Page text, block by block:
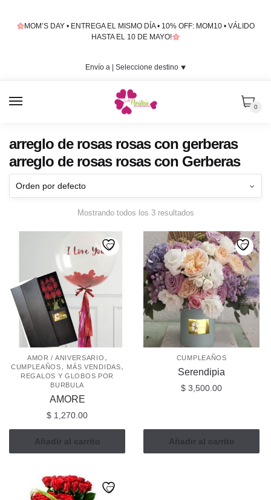
MOM’S DAY • ENTREGA EL MISMO DÍA • 10% OFF: MOM10 • VÁLIDO
HASTA EL 10 DE MAYO!
Envío a | Seleccione destino⯆
0
arreglo de rosas rosas con gerberas
arreglo de rosas rosas con Gerberas
Mostrando todos los 3 resultados
AMOR / ANIVERSARIO ,
CUMPLEAÑOS, MÁS VENDIDAS,
REGALOS Y GLOBOS POR
BURBULA
AMORE
$ 1,270.00
Añadir al carrito
CUMPLEAÑOS
Serendipia
$ 3,500.00
Añadir al carrito